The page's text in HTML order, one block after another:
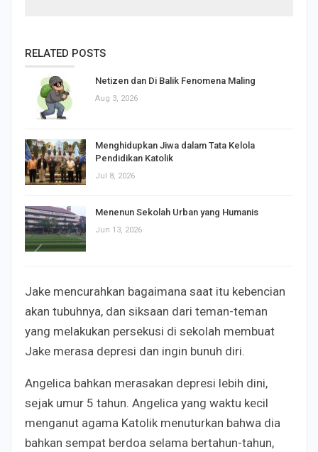
RELATED POSTS
Netizen dan Di Balik Fenomena Maling
Aug 3, 2026
Menghidupkan Jiwa dalam Tata Kelola
Pendidikan Katolik
Jul 8, 2026
Menenun Sekolah Urban yang Humanis
Jun 13, 2026
Jake mencurahkan bagaimana saat itu kebencian
akan tubuhnya, dan siksaan dari teman-teman
yang melakukan persekusi di sekolah membuat
Jake merasa depresi dan ingin bunuh diri.
Angelica bahkan merasakan depresi lebih dini,
sejak umur 5 tahun. Angelica yang waktu kecil
menganut agama Katolik menuturkan bahwa dia
bahkan sempat berdoa selama bertahun-tahun,